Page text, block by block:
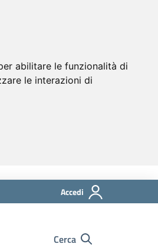
abilitare le funzionalità di
le interazioni di
Accedi
Cerca